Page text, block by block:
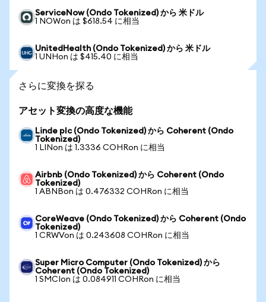
ServiceNow (Ondo Tokenized) から 米ドル
1 NOWon は $618.54 に相当
UnitedHealth (Ondo Tokenized) から 米ドル
1 UNHon は $415.40 に相当
さらに変換を探る
アセット変換の高度な機能
Linde plc (Ondo Tokenized) から Coherent (Ondo
Tokenized)
1 LINon は 1.3336 COHRon に相当
Airbnb (Ondo Tokenized) から Coherent (Ondo
Tokenized)
1 ABNBon は 0.476332 COHRon に相当
CoreWeave (Ondo Tokenized) から Coherent (Ondo
Tokenized)
1 CRWVon は 0.243608 COHRon に相当
Super Micro Computer (Ondo Tokenized) から
Coherent (Ondo Tokenized)
1 SMCIon は 0.084911 COHRon に相当